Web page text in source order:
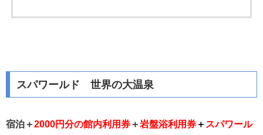
スパワールド 世界の大温泉
宿泊＋2000円分の館内利用券 ＋岩盤浴利用券＋ スパワール